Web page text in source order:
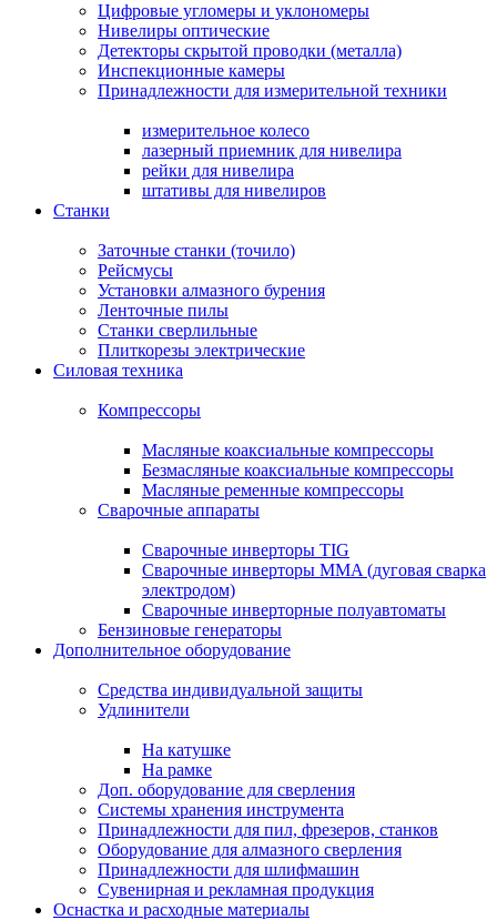
Цифровые угломеры и уклономеры
Нивелиры оптические
Детекторы скрытой проводки (металла)
Инспекционные камеры
Принадлежности для измерительной техники
измерительное колесо
лазерный приемник для нивелира
рейки для нивелира
штативы для нивелиров
Станки
Заточные станки (точило)
Рейсмусы
Установки алмазного бурения
Ленточные пилы
Станки сверлильные
Плиткорезы электрические
Силовая техника
Компрессоры
Масляные коаксиальные компрессоры
Безмасляные коаксиальные компрессоры
Масляные ременные компрессоры
Сварочные аппараты
Сварочные инверторы TIG
Сварочные инверторы MMA (дуговая сварка
электродом)
Сварочные инверторные полуавтоматы
Бензиновые генераторы
Дополнительное оборудование
Средства индивидуальной защиты
Удлинители
На катушке
На рамке
Доп. оборудование для сверления
Системы хранения инструмента
Принадлежности для пил, фрезеров, станков
Оборудование для алмазного сверления
Принадлежности для шлифмашин
Сувенирная и рекламная продукция
Оснастка и расходные материалы